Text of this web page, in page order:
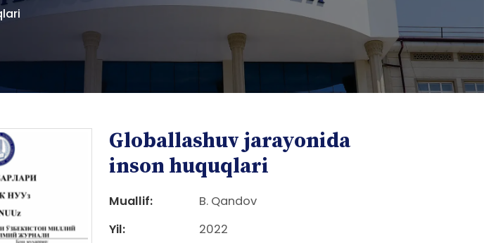
Globallashuv jarayonida
inson huquqlari
Muallif:
B. Qandov
Yil:
2022